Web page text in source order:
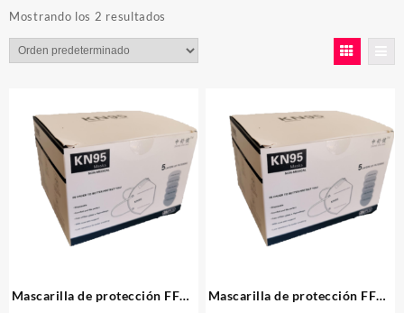
Mostrando los 2 resultados
Mascarilla de protección FFP2
Mascarilla de protección FFP2